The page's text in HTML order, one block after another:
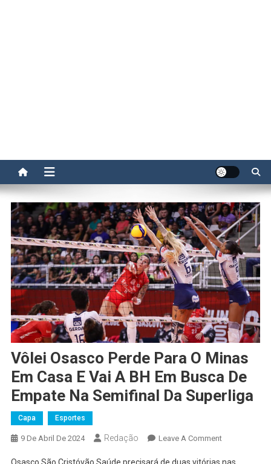
Vôlei Osasco Perde Para O Minas
Em Casa E Vai A BH Em Busca De
Empate Na Semifinal Da Superliga
Capa Esportes
9 De Abril De 2024 Redação Leave A CommentOn
Osasco São Cristóvão Saúde precisará de duas vitórias nas